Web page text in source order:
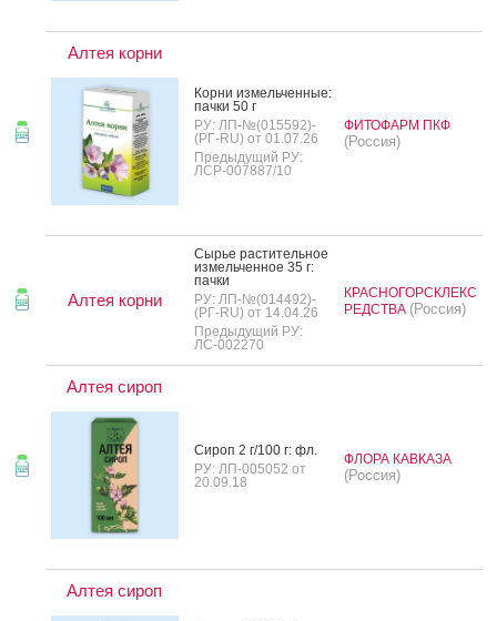
Алтея корни
Кор­ни из­мель­чен­ные:
пач­ки 50 г
РУ: ЛП-№(015592)-
(РГ-RU) от 01.07.26
Предыдущий РУ:
ЛСР-007887/10
ФИТОФАРМ ПКФ
(Россия)
Алтея корни
Сырье рас­ти­тель­ное
из­мель­чен­ное 35 г:
пач­ки
РУ: ЛП-№(014492)-
(РГ-RU) от 14.04.26
Предыдущий РУ:
ЛС-002270
КРАСНОГОРСКЛЕКС
РЕДСТВА (Россия)
Алтея сироп
Си­роп 2 г/100 г: фл.
РУ: ЛП-005052 от
20.09.18
ФЛОРА КАВКАЗА
(Россия)
Алтея сироп